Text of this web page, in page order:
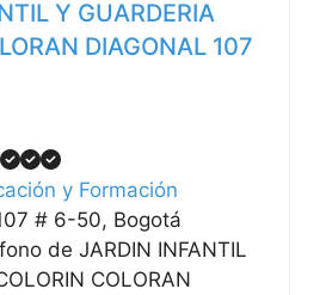
Y GUARDERIA
DIAGONAL 107
y Formación
# 6-50, Bogotá
de JARDIN INFANTIL
COLORAN